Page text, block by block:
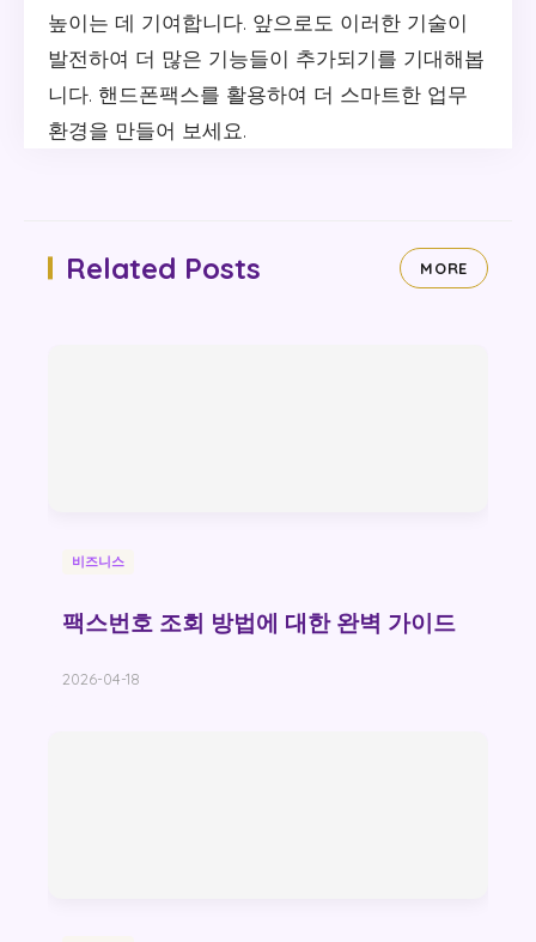
높이는 데 기여합니다. 앞으로도 이러한 기술이
발전하여 더 많은 기능들이 추가되기를 기대해봅
니다. 핸드폰팩스를 활용하여 더 스마트한 업무
환경을 만들어 보세요.
Related Posts MORE
비즈니스
팩스번호 조회 방법에 대한 완벽 가이드
2026-04-18